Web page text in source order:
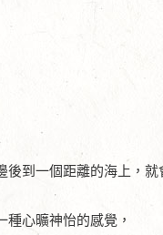
後到一個距離的海上，
心曠神怡的感覺，